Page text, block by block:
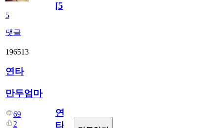
5
댓글
[5]
196513
연타
만두엄마
69
2
연
타